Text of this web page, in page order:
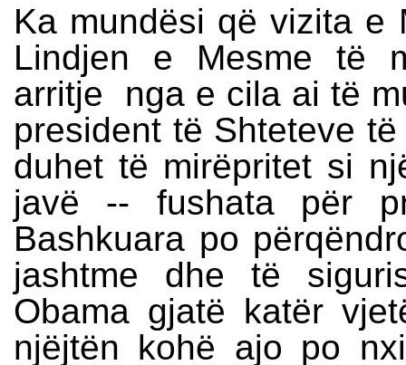
Ka mundësi që vizita e
Lindjen e Mesme të
arritje nga e cila ai të
president të Shteteve
duhet të mirëpritet si
javë -- fushata për
Bashkuara po
jashtme dhe të
Obama gjatë katër
njëjtën kohë ajo po